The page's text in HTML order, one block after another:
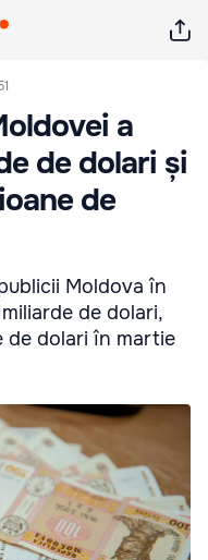
a
de dolari și
de
Moldova în
de dolari,
de dolari în martie